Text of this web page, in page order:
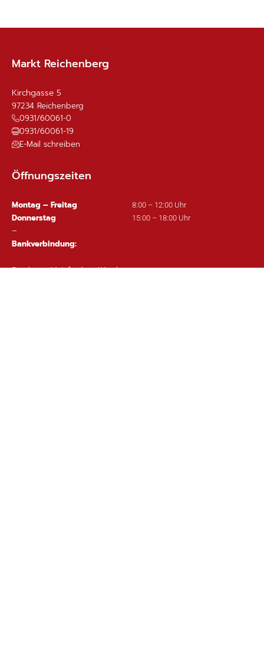
Markt Reichenberg
Kirchgasse 5
97234 Reichenberg
0931/60061-0
0931/60061-19
E-Mail schreiben
Öffnungszeiten
Montag – Freitag 8:00 – 12:00 Uhr
Donnerstag 15:00 – 18:00 Uhr
–
Bankverbindung:
Sparkasse Mainfranken Würzburg